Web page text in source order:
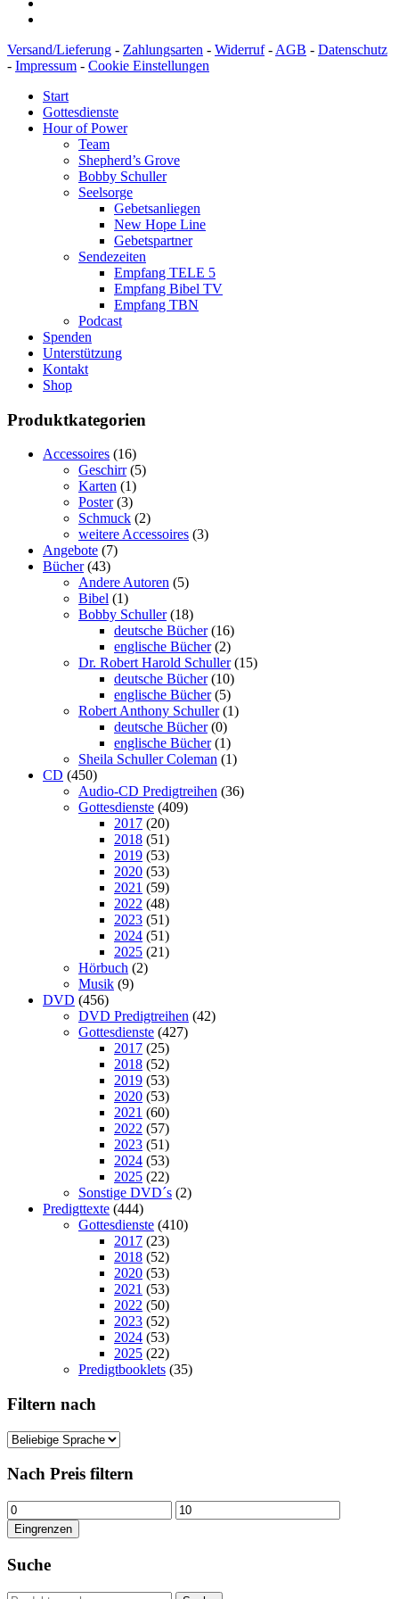
Versand/Lieferung - Zahlungsarten - Widerruf- AGB - Datenschutz
- Impressum - Cookie Einstellungen
Start
Gottesdienste
Hour of Power
Team
Shepherd’s Grove
Bobby Schuller
Seelsorge
Gebetsanliegen
New Hope Line
Gebetspartner
Sendezeiten
Empfang TELE 5
Empfang Bibel TV
Empfang TBN
Podcast
Spenden
Unterstützung
Kontakt
Shop
Produktkategorien
Accessoires (16)
Geschirr (5)
Karten (1)
Poster (3)
Schmuck (2)
weitere Accessoires (3)
Angebote (7)
Bücher (43)
Andere Autoren (5)
Bibel (1)
Bobby Schuller (18)
deutsche Bücher (16)
englische Bücher (2)
Dr. Robert Harold Schuller (15)
deutsche Bücher (10)
englische Bücher (5)
Robert Anthony Schuller (1)
deutsche Bücher (0)
englische Bücher (1)
Sheila Schuller Coleman (1)
CD (450)
Audio-CD Predigtreihen (36)
Gottesdienste (409)
2017 (20)
2018 (51)
2019 (53)
2020 (53)
2021 (59)
2022 (48)
2023 (51)
2024 (51)
2025 (21)
Hörbuch (2)
Musik (9)
DVD (456)
DVD Predigtreihen (42)
Gottesdienste (427)
2017 (25)
2018 (52)
2019 (53)
2020 (53)
2021 (60)
2022 (57)
2023 (51)
2024 (53)
2025 (22)
Sonstige DVD´s (2)
Predigttexte (444)
Gottesdienste (410)
2017 (23)
2018 (52)
2020 (53)
2021 (53)
2022 (50)
2023 (52)
2024 (53)
2025 (22)
Predigtbooklets (35)
Filtern nach
Nach Preis filtern
Min.
Preis
Max.
Preis
Eingrenzen
Suche